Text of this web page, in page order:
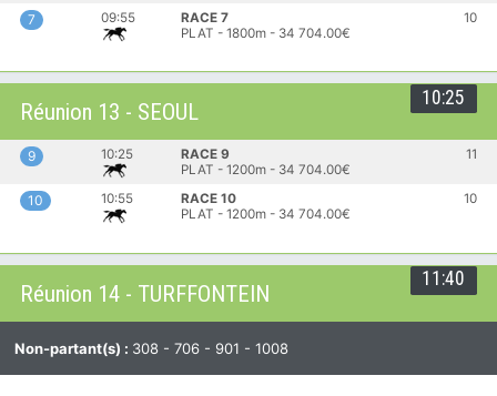
7 09:55
RACE 7
PLAT - 1800m - 34 704.00€
10
10:25
Réunion 13 - SEOUL
9 10:25
RACE 9
PLAT - 1200m - 34 704.00€
11
10 10:55
RACE 10
PLAT - 1200m - 34 704.00€
10
11:40
Réunion 14 - TURFFONTEIN
Non-partant(s) : 308 - 706 - 901 - 1008